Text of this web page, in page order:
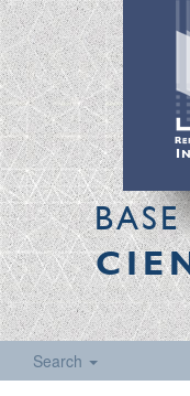
Search